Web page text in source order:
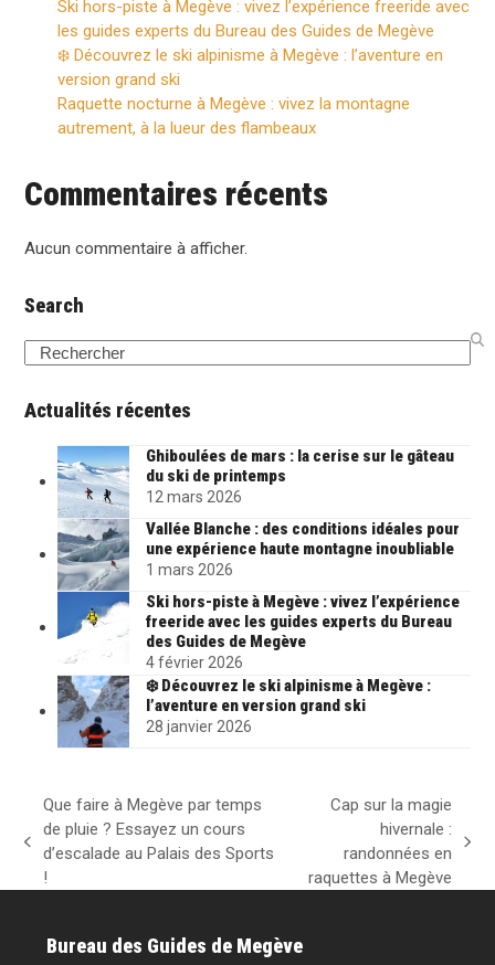
Ski hors-piste à Megève : vivez l’expérience freeride avec
les guides experts du Bureau des Guides de Megève
❄️ Découvrez le ski alpinisme à Megève : l’aventure en
version grand ski
Raquette nocturne à Megève : vivez la montagne
autrement, à la lueur des flambeaux
Commentaires récents
Aucun commentaire à afficher.
Search
Search
Actualités récentes
Ghiboulées de mars : la cerise sur le gâteau
du ski de printemps
12 mars 2026
Vallée Blanche : des conditions idéales pour
une expérience haute montagne inoubliable
1 mars 2026
Ski hors-piste à Megève : vivez l’expérience
freeride avec les guides experts du Bureau
des Guides de Megève
4 février 2026
❄️ Découvrez le ski alpinisme à Megève :
l’aventure en version grand ski
28 janvier 2026
previous
post:
Que faire à Megève par temps
de pluie ? Essayez un cours
d’escalade au Palais des Sports
!
post:
Cap sur la magie
hivernale :
randonnées en
raquettes à Megève
Bureau des Guides de Megève